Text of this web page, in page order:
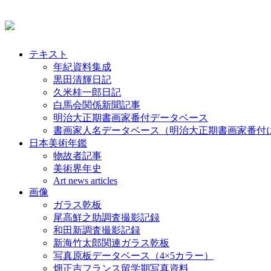
テキスト
年紀資料集成
黒田清輝日記
久米桂一郎日記
白馬会関係新聞記事
明治大正期書画家番付データベース
書画家人名データベース（明治大正期書画家番付
日本美術年鑑
物故者記事
美術界年史
Art news articles
画像
ガラス乾板
尾高鮮之助調査撮影記録
和田新調査撮影記録
新海竹太郎関連ガラス乾板
写真原板データベース（4×5カラー）
畑正吉フランス留学期写真資料